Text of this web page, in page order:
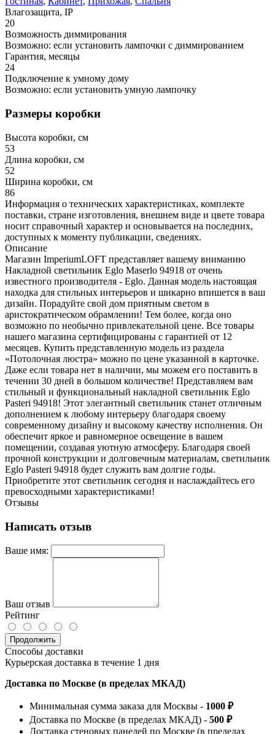
Влагозащита, IP
20
Возможность диммирования
Возможно: если установить лампочки с диммированием
Гарантия, месяцы
24
Подключение к умному дому
Возможно: если установить умную лампочку
Размеры коробки
Высота коробки, см
53
Длина коробки, см
52
Ширина коробки, см
86
Информация о технических характеристиках, комплекте
поставки, стране изготовления, внешнем виде и цвете товара
носит справочный характер и основывается на последних,
доступных к моменту публикации, сведениях.
Описание
Магазин ImperiumLOFT представляет вашему вниманию
Накладной светильник Eglo Maserlo 94918 от очень
известного производителя - Eglo. Данная модель настоящая
находка для стильных интерьеров и шикарно впишется в ваш
дизайн. Порадуйте свой дом приятным светом в
аристократическом обрамлении! Тем более, когда оно
возможно по необычно привлекательной цене. Все товары
нашего магазина сертифицированы с гарантией от 12
месяцев. Купить представленную модель из раздела
«Потолочная люстра» можно по цене указанной в карточке.
Даже если товара нет в наличии, мы можем его поставить в
течении 30 дней в большом количестве! Представляем вам
стильный и функциональный накладной светильник Eglo
Pasteri 94918! Этот элегантный светильник станет отличным
дополнением к любому интерьеру благодаря своему
современному дизайну и высокому качеству исполнения. Он
обеспечит яркое и равномерное освещение в вашем
помещении, создавая уютную атмосферу. Благодаря своей
прочной конструкции и долговечным материалам, светильник
Eglo Pasteri 94918 будет служить вам долгие годы.
Приобретите этот светильник сегодня и наслаждайтесь его
превосходными характеристиками!
Отзывы
Написать отзыв
Ваше имя:
Ваш отзыв
Рейтинг
Продолжить
Способы доставки
Курьерская доставка в течение 1 дня
Доставка по Москве (в пределах МКАД)
Минимальная сумма заказа для Москвы - 1000 ₽
Доставка по Москве (в пределах МКАД) - 500 ₽
Доставка стеновых панелей по Москве (в пределах